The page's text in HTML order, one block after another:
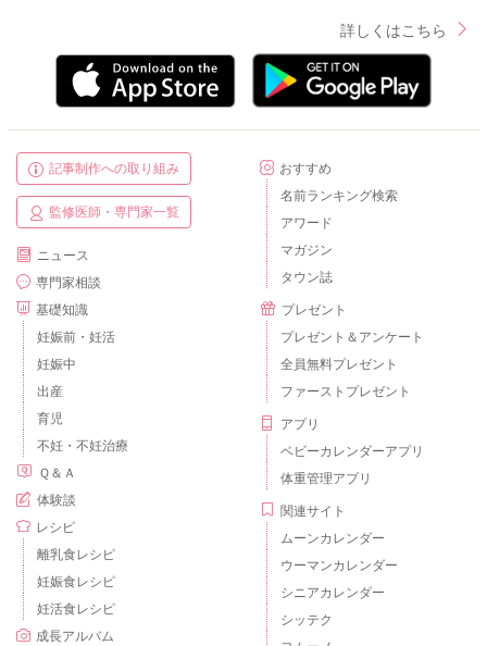
詳しくはこちら
記事制作への取り組み
監修医師・専門家一覧
ニュース
専門家相談
基礎知識
妊娠前・妊活
妊娠中
出産
育児
不妊・不妊治療
Ｑ＆Ａ
体験談
レシピ
離乳食レシピ
妊娠食レシピ
妊活食レシピ
成長アルバム
おすすめ
名前ランキング検索
アワード
マガジン
タウン誌
プレゼント
プレゼント＆アンケート
全員無料プレゼント
ファーストプレゼント
アプリ
ベビーカレンダーアプリ
体重管理アプリ
関連サイト
ムーンカレンダー
ウーマンカレンダー
シニアカレンダー
シッテク